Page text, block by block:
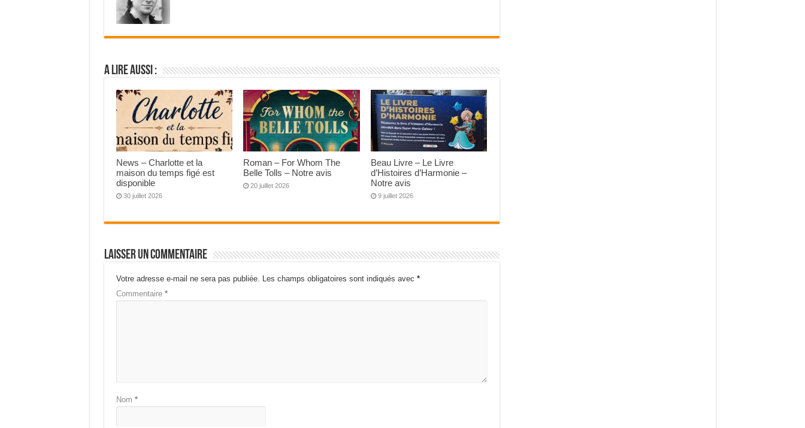
A lire aussi :
News – Charlotte et la
maison du temps figé est
disponible
30 juillet 2026
Roman – For Whom The
Belle Tolls – Notre avis
20 juillet 2026
Beau Livre – Le Livre
d’Histoires d’Harmonie –
Notre avis
9 juillet 2026
Laisser un commentaire
Votre adresse e-mail ne sera pas publiée. Les champs obligatoires sont indiqués avec *
Commentaire *
Nom *